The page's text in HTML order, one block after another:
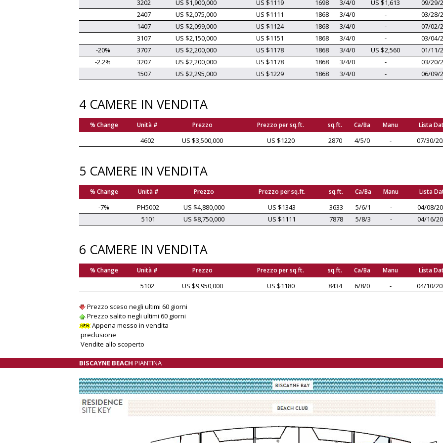
3202 US $1,900,000 US $1119 1698 3/4/0 US $1,613
09/29/
2407
US $2,075,000 US $1111 1868 3/4/0 -
03/28/
1407
US $2,099,000 US $1124 1868 3/4/0 -
07/02/
3107
US $2,150,000 US $1151 1868 3/4/0 -
03/04/
-20%
3707 US $2,200,000 US $1178 1868 3/4/0 US $2,560
01/11/
-2.2%
3207 US $2,200,000 US $1178 1868 3/4/0 -
03/20/
1507
US $2,295,000 US $1229 1868 3/4/0 - 06/09/
4 CAMERE IN VENDITA
% Change Unità # Prezzo Prezzo per sq.ft. sq.ft. Ca/Ba Manu Lista
4602 US $3,500,000 US $1220 2870 4/5/0 - 07/30/
5 CAMERE IN VENDITA
% Change Unità # Prezzo Prezzo per sq.ft. sq.ft. Ca/Ba Manu Lista
-7% PH5002 US $4,880,000 US $1343 3633 5/6/1 -
04/08/
5101
US $8,750,000 US $1111 7878 5/8/3 - 04/16/
6 CAMERE IN VENDITA
% Change Unità # Prezzo Prezzo per sq.ft. sq.ft. Ca/Ba Manu Lista
5102 US $9,950,000 US $1180 8434 6/8/0 - 04/10/
Prezzo sceso negli ultimi 60 giorni
Prezzo salito negli ultimi 60 giorni
Appena messo in vendita
preclusione
Vendite allo scoperto
BISCAYNE BEACH PIANTINA